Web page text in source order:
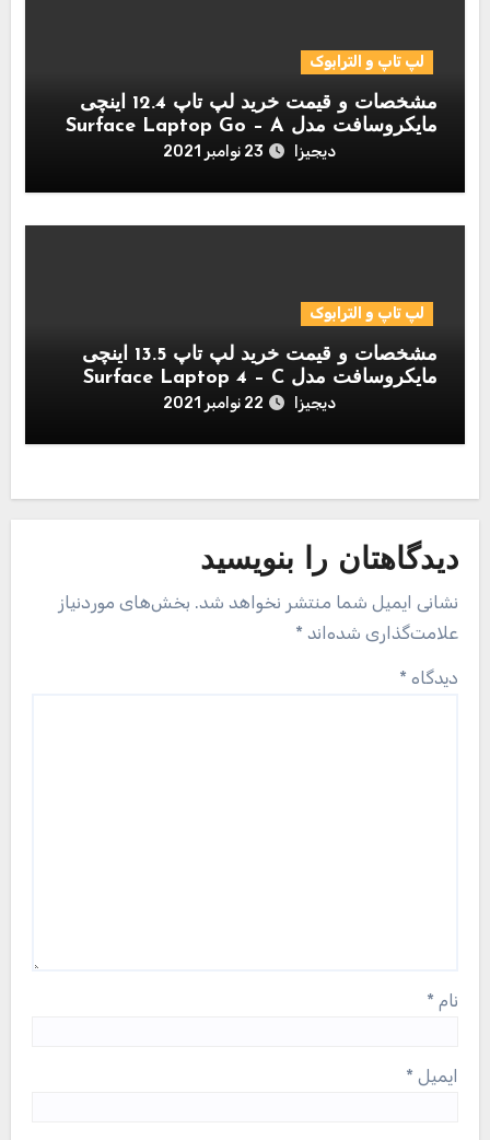
لپ تاپ و الترابوک
مشخصات و قیمت خرید لپ تاپ 12.4 اینچی
مایکروسافت مدل Surface Laptop Go – A
دیجیزا 23 نوامبر 2021
لپ تاپ و الترابوک
مشخصات و قیمت خرید لپ تاپ 13.5 اینچی
مایکروسافت مدل Surface Laptop 4 – C
دیجیزا 22 نوامبر 2021
دیدگاهتان را بنویسید
نشانی ایمیل شما منتشر نخواهد شد. بخش‌های موردنیاز
علامت‌گذاری شده‌اند *
دیدگاه *
نام *
ایمیل *